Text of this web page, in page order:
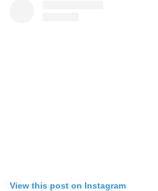
View this post on Instagram